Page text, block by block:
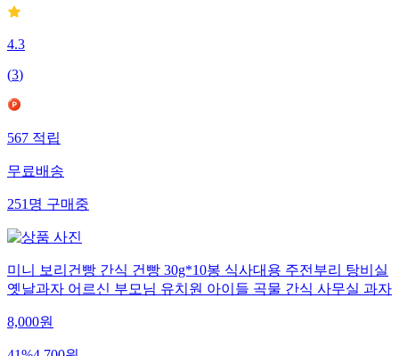
4.3
(3)
567적립
무료배송
251명구매중
미니 보리건빵 간식 건빵 30g*10봉 식사대용 주전부리 탕비실
옛날과자 어르신 부모님 유치원 아이들 곡물 간식 사무실 과자
8,000원